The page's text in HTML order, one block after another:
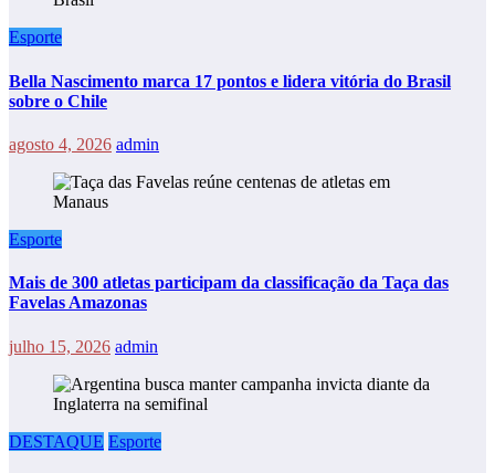
Esporte
Bella Nascimento marca 17 pontos e lidera vitória do Brasil
sobre o Chile
agosto 4, 2026 admin
Esporte
Mais de 300 atletas participam da classificação da Taça das
Favelas Amazonas
julho 15, 2026 admin
DESTAQUE Esporte